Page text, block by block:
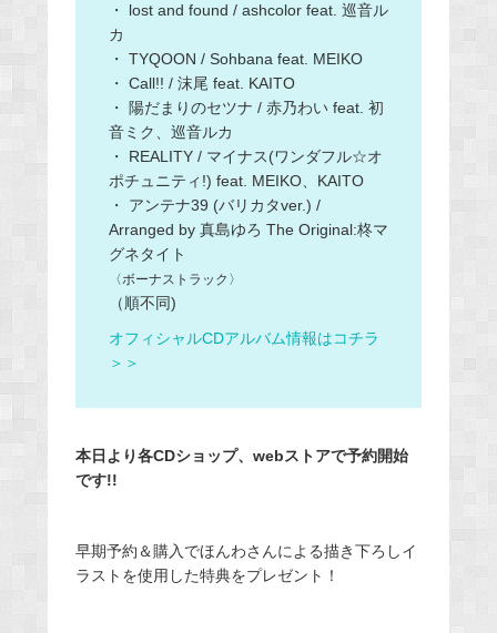
・ lost and found / ashcolor feat. 巡音ル
カ
・ TYQOON / Sohbana feat. MEIKO
・ Call!! / 沫尾 feat. KAITO
・ 陽だまりのセツナ / 赤乃わい feat. 初
音ミク、巡音ルカ
・ REALITY / マイナス(ワンダフル☆オ
ポチュニティ!) feat. MEIKO、KAITO
・ アンテナ39 (バリカタver.) /
Arranged by 真島ゆろ The Original:柊マ
グネタイト
〈ボーナストラック〉
（順不同)
オフィシャルCDアルバム情報はコチラ
＞＞
本日より各CDショップ、webストアで予約開始
です!!
早期予約＆購入でほんわさんによる描き下ろしイ
ラストを使用した特典をプレゼント！